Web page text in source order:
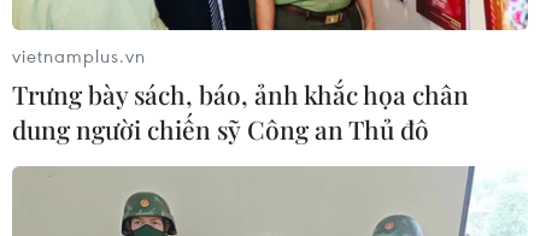
vietnamplus.vn
Trưng bày sách, báo, ảnh khắc họa chân
dung người chiến sỹ Công an Thủ đô